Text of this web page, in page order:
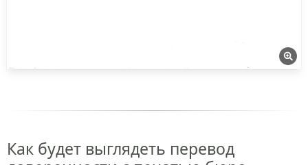
Как будет выглядеть перевод